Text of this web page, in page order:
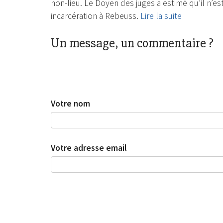
non-lieu. Le Doyen des juges a estimé qu’il
incarcération à Rebeuss. Lire la suite
Un message, un commentaire ?
Votre nom
Votre adresse email